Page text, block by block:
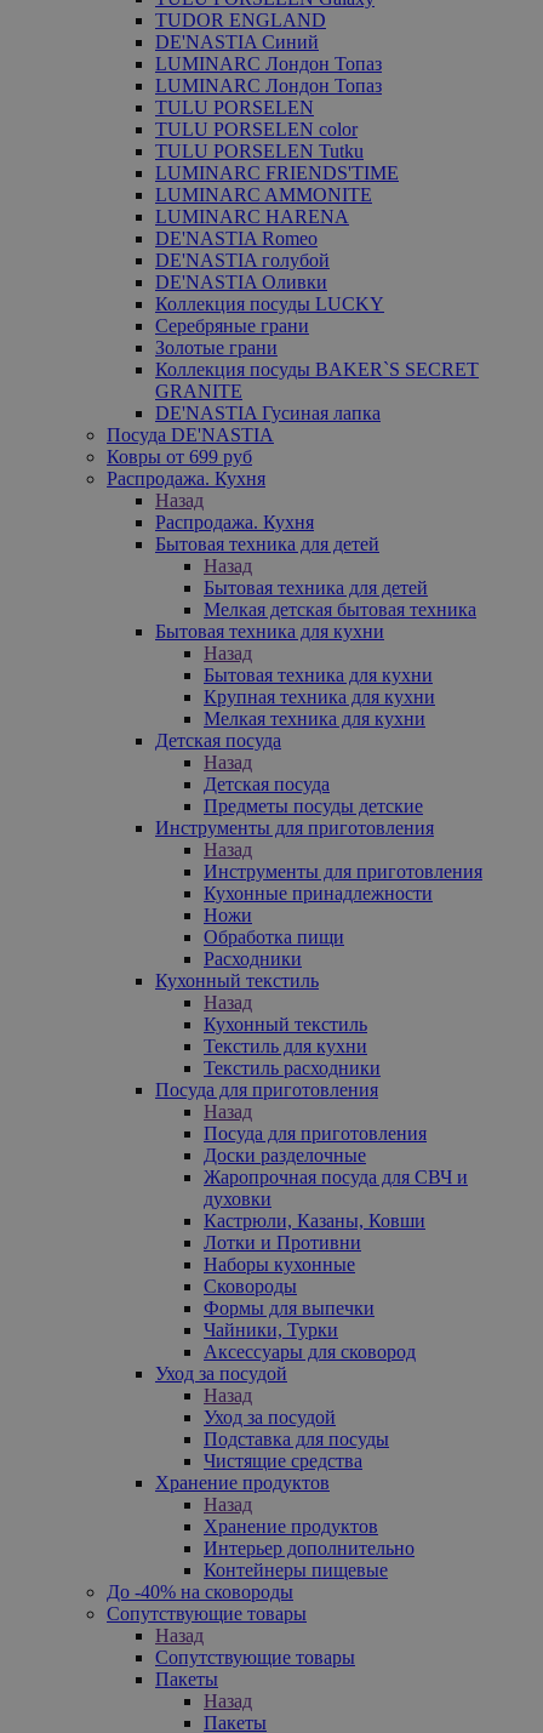
TUDOR ENGLAND
DE'NASTIA Синий
LUMINARC Лондон Топаз
LUMINARC Лондон Топаз
TULU PORSELEN
TULU PORSELEN color
TULU PORSELEN Tutku
LUMINARC FRIENDS'TIME
LUMINARC AMMONITE
LUMINARC HARENA
DE'NASTIA Romeo
DE'NASTIA голубой
DE'NASTIA Оливки
Коллекция посуды LUCKY
Серебряные грани
Золотые грани
Коллекция посуды BAKER`S SECRET
GRANITE
DE'NASTIA Гусиная лапка
Посуда DE'NASTIA
Ковры от 699 руб
Распродажа. Кухня
Назад
Распродажа. Кухня
Бытовая техника для детей
Назад
Бытовая техника для детей
Мелкая детская бытовая техника
Бытовая техника для кухни
Назад
Бытовая техника для кухни
Крупная техника для кухни
Мелкая техника для кухни
Детская посуда
Назад
Детская посуда
Предметы посуды детские
Инструменты для приготовления
Назад
Инструменты для приготовления
Кухонные принадлежности
Ножи
Обработка пищи
Расходники
Кухонный текстиль
Назад
Кухонный текстиль
Текстиль для кухни
Текстиль расходники
Посуда для приготовления
Назад
Посуда для приготовления
Доски разделочные
Жаропрочная посуда для СВЧ и
духовки
Кастрюли, Казаны, Ковши
Лотки и Противни
Наборы кухонные
Сковороды
Формы для выпечки
Чайники, Турки
Аксессуары для сковород
Уход за посудой
Назад
Уход за посудой
Подставка для посуды
Чистящие средства
Хранение продуктов
Назад
Хранение продуктов
Интерьер дополнительно
Контейнеры пищевые
До -40% на сковороды
Сопутствующие товары
Назад
Сопутствующие товары
Пакеты
Назад
Пакеты